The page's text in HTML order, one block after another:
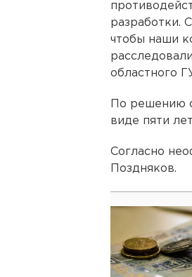
разработки.
чтобы наши
областного
По решению
виде пяти
Согласно
Поздняков.